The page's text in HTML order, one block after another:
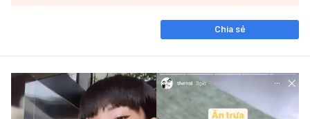
Chia sẻ